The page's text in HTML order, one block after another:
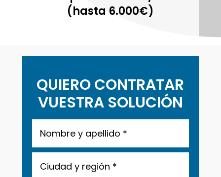
(hasta 6.000€)
QUIERO CONTRATAR
VUESTRA SOLUCIÓN